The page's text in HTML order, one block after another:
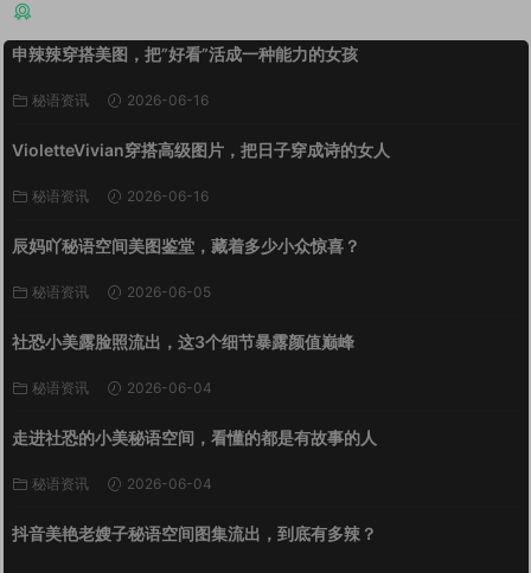
申辣辣穿搭美图，把”好看”活成一种能力的女孩
秘语资讯 2026-06-16
VioletteVivian穿搭高级图片，把日子穿成诗的女人
秘语资讯 2026-06-16
辰妈吖秘语空间美图鉴堂，藏着多少小众惊喜？
秘语资讯 2026-06-05
社恐小美露脸照流出，这3个细节暴露颜值巅峰
秘语资讯 2026-06-04
走进社恐的小美秘语空间，看懂的都是有故事的人
秘语资讯 2026-06-04
抖音美艳老嫂子秘语空间图集流出，到底有多辣？